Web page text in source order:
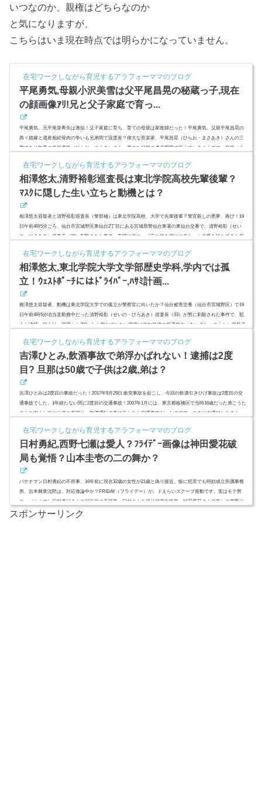
いつなのか、親権はどちらなのか
と気になりますが、
こちらはいま現在時点では明らかになっていません。
在宅ワークしながら育児するアラフォーママのブログ
平尾勇気,母親小沢美雪は父平尾昌晃の秘蔵っ子,現在
の顔画像ｱﾘ!兄と父子家庭で育っ...
平尾勇気、兄平尾亜希矢は激似！父子家庭に育ち、育ての母親は家政婦だった！平尾勇気、父親平尾昌晃の
再々婚嫁と遺産相続骨肉の争いも兄弟間で温度差？偉大な音楽家、平尾昌晃（ひらお・まさあき）さんの三
男であり歌手の平尾勇気（ひらお・ゆうき）さん。莫大な父親の遺産問題で訴えているようです。母親（小
くらい？再々婚妻は『60億円』後妻業（後妻ビジネス）なの？ (adsbygoogle = window.adsbygoogle || ).push({
...
在宅ワークしながら育児するアラフォーママのブログ
相澤悠太,清野裕彰巡査長は東北学院高校先輩後輩？
ﾏｽｸに隠した生い立ちと動機とは？
相澤悠太容疑者と清野裕彰巡査長（警部補）は東北学院高校、大学で先輩後輩？警官殺しの悪夢、再び！19
日午前4時5分ごろ、仙台市宮城野区東仙台2丁目にある宮城県警仙台東署の東仙台交番で、清野裕彰（せい
の・ひろあき）巡査長（33）刺殺された事件。夜明け前に、『忘れ物を届けに来た』と交番を訪ねてきた相
ひろあき）巡査長（33）に任せて別部屋に移動してすぐの事件だったようです。清野裕彰（せいの・ひろあ
き）巡査長（33）...
在宅ワークしながら育児するアラフォーママのブログ
相澤悠太,東北学院大学文学部歴史学科,学内では孤
立！ｳｪｽﾄﾎﾟｰﾁにはﾄﾞﾗｲﾊﾞｰ,ﾊｻﾐ計画...
相澤悠太容疑者、動機は東北学院大学での孤立が警察官に向いたか？仙台被害交番（仙台市宮城野区）で19
日午前4時5分頃当直勤務中だった清野裕彰（せいの・ひろあき）巡査長（33）が男に刺殺された事件で、犯
人が逮捕。犯人は、現場から700mしか離れていない実家に住む21歳の相澤悠太（あいざわ・ゆうた）容疑者
応した二人の警官のうち、清野裕彰（せいの・ひろあき）巡査長が一人になったところで襲撃。凶器は、30c
mもの刃物のよう...
在宅ワークしながら育児するアラフォーママのブログ
吉澤ひとみ,飲酒事故で弟浮かばれない！逮捕は2度
目? 旦那は50歳で子供は2歳,弟は？
吉澤ひとみは2度目の事故だった！2017年9月29日,衝突事故を起こし、今回の飲酒引きひげ事故は2度目の交
通事故でした。1年経たない間に2度目の交通事故！2007年1月には、東京都板橋区で当時16歳だった弟こうた
さんを亡くしており弟の死因は、飲酒運転の車に引かれた交通事故だったのです。つまり吉澤ひとみさん
げ容疑も加わっており罪は重大です。元モーニング娘。の中でも中澤裕子さんに次ぐ姉貴的キャラで人気だ
った吉澤ひとみさん...
在宅ワークしながら育児するアラフォーママのブログ
日村勇紀,西野七瀬は愛人？ﾌﾗｲﾃﾞｰ画像は神田愛花破
局も覚悟？山本圭壱の二の舞か？
バナナマン日村勇紀の不祥事、16年前に現在32歳の女性が21歳と偽り接近。仮に犯罪でも時効成立所属事務
所、吉本興業沈黙は、対応激論中か？FRIDAY（フライデー）が、ドえらいスクープ発動です。実はモテ男
の、バナナマン日村勇紀さんの16年前の不祥事、日村さんを巡り被害女性妻、神田愛花さん仲良しの西野七
瀬さん（乃木坂46）の動向が注目されています。彼氏？を守るために捨て身の卒業発表した？周囲の反対を
スポンサーリンク